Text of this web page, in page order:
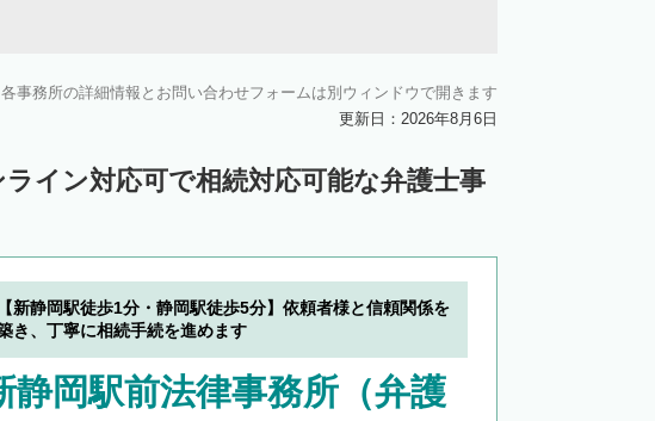
各事務所の詳細情報とお問い合わせフォームは別ウィンドウで開きます
更新日：2026年8月6日
イン対応可で相続対応可能な弁護士事
【新静岡駅徒歩1分・静岡駅徒歩5分】依頼者様と信頼関係を
き、丁寧に相続手続を進めます
静岡駅前法律事務所（弁護